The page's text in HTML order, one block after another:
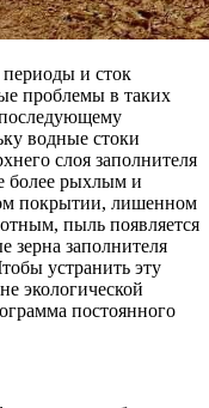
и сток
проблемы в таких
последующему
водные стоки
слоя заполнителя
более рыхлым и
покрытии, лишенном
пыль появляется
зерна заполнителя
устранить эту
экологической
постоянного